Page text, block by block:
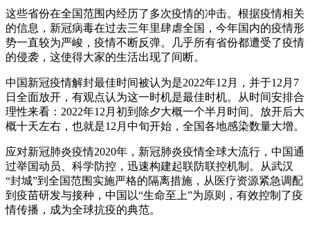
这些省份在全国范围内经历了多次疫情的冲击。根据疫情相关
的信息，新冠病毒在过去三年里肆虐全国，今年国内的疫情形
势一直较为严峻，疫情不断反弹。几乎所有省份都遭受了疫情
的侵袭，这使得大家的生活出现了间断。
中国新冠疫情解封最佳时间被认为是2022年12月，并于12月7
日全面放开，有观点认为这一时机是最佳时机。从时间安排合
理性来看：2022年12月初到除夕大概一个半月时间。放开后大
概十天左右，也就是12月中旬开始，全国各地感染数量大增。
应对新冠肺炎疫情2020年，新冠肺炎疫情全球大流行，中国通
过举国动员、科学防控，迅速构建起联防联控机制。从武汉
“封城”到全国范围实施严格的隔离措施，从医疗资源紧急调配
到疫苗研发与接种，中国以“生命至上”为原则，有效控制了疫
情传播，成为全球抗疫的典范。